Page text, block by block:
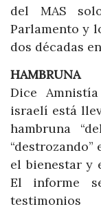
del MAS
Parlamento y
dos décadas
HAMBRUNA
Dice
israelí está
hambruna
el bienestar y
El informe